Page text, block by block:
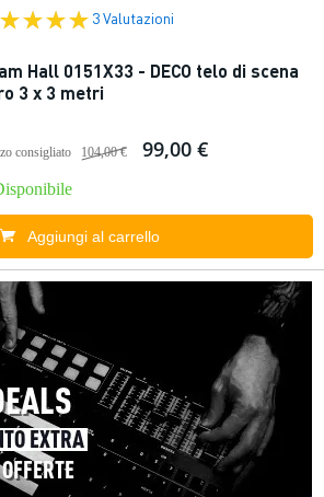
3 Valutazioni
Hall 0151X33 - DECO telo di scena
3 x 3 metri
consigliato 104,00 € 99,00 €
Aggiungi al carrello